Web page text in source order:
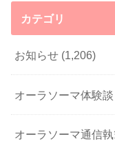
カテゴリ
お知らせ (1,206)
オーラソーマ体験談
オーラソーマ通信